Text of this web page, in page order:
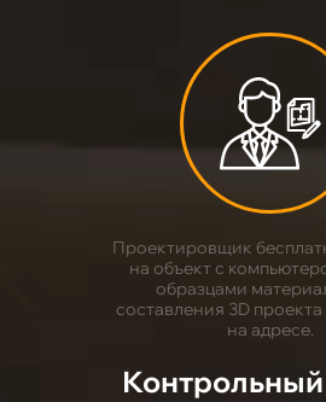
1
Проектировщик
на объект с
образцами
составления 3D
на адресе.